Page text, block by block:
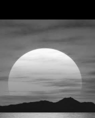
publicación